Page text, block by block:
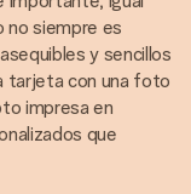
no siempre es
y sencillos
tarjeta con una foto
impresa en
que